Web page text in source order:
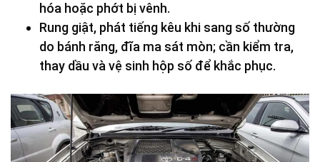
hóa hoặc phớt bị vênh.
Rung giật, phát tiếng kêu khi sang số thường
do bánh răng, đĩa ma sát mòn; cần kiểm tra,
thay dầu và vệ sinh hộp số để khắc phục.